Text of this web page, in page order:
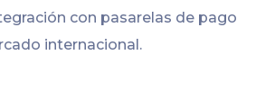
con pasarelas de pago
internacional.